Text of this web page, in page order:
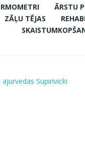
ĀRSTU
ZĀĻU TĒJAS
Supirivicki